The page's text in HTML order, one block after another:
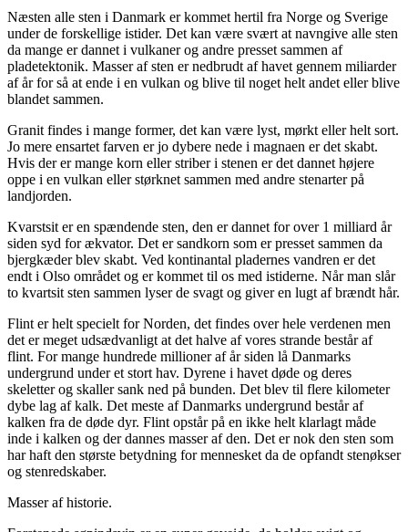
Næsten alle sten i Danmark er kommet hertil fra Norge og Sverige
under de forskellige istider. Det kan være svært at navngive alle sten
da mange er dannet i vulkaner og andre presset sammen af
pladetektonik. Masser af sten er nedbrudt af havet gennem miliarder
af år for så at ende i en vulkan og blive til noget helt andet eller blive
blandet sammen.
Granit findes i mange former, det kan være lyst, mørkt eller helt sort.
Jo mere ensartet farven er jo dybere nede i magnaen er det skabt.
Hvis der er mange korn eller striber i stenen er det dannet højere
oppe i en vulkan eller størknet sammen med andre stenarter på
landjorden.
Kvarstsit er en spændende sten, den er dannet for over 1 milliard år
siden syd for ækvator. Det er sandkorn som er presset sammen da
bjergkæder blev skabt. Ved kontinantal pladernes vandren er det
endt i Olso området og er kommet til os med istiderne. Når man slår
to kvartsit sten sammen lyser de svagt og giver en lugt af brændt hår.
Flint er helt specielt for Norden, det findes over hele verdenen men
det er meget udsædvanligt at det halve af vores strande består af
flint. For mange hundrede millioner af år siden lå Danmarks
undergrund under et stort hav. Dyrene i havet døde og deres
skeletter og skaller sank ned på bunden. Det blev til flere kilometer
dybe lag af kalk. Det meste af Danmarks undergrund består af
kalken fra de døde dyr. Flint opstår på en ikke helt klarlagt måde
inde i kalken og der dannes masser af den. Det er nok den sten som
har haft den største betydning for mennesket da de opfandt stenøkser
og stenredskaber.
Masser af historie.